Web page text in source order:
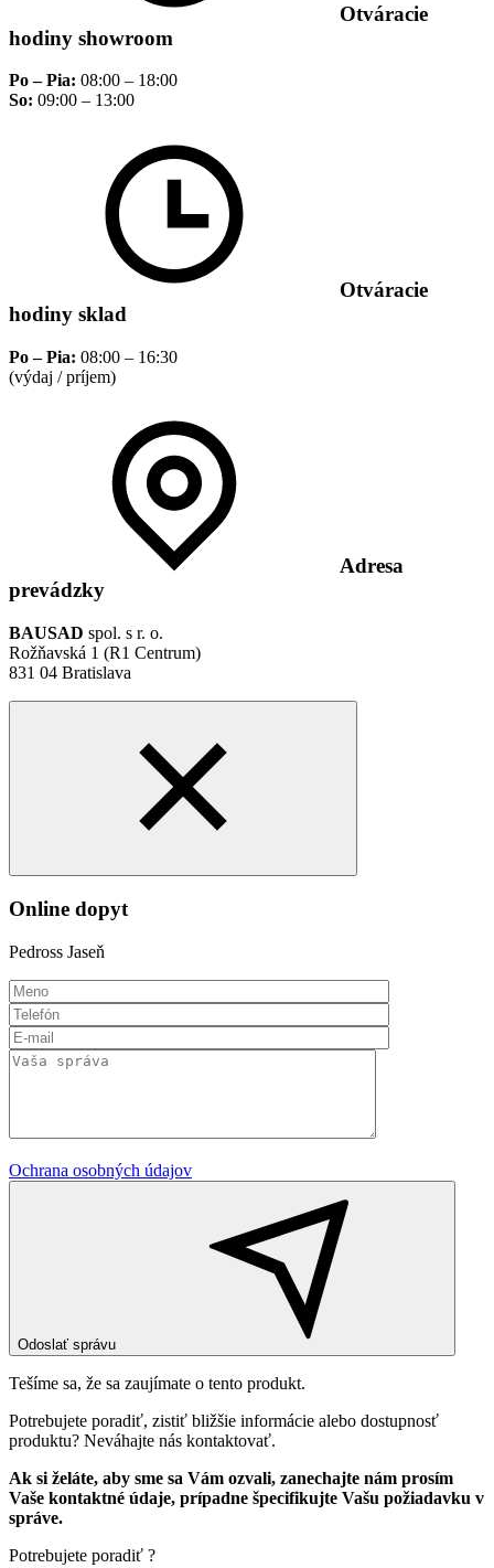
Otváracie
hodiny showroom
Po – Pia: 08:00 – 18:00
So: 09:00 – 13:00
Otváracie
hodiny sklad
Po – Pia: 08:00 – 16:30
(výdaj / príjem)
Adresa
prevádzky
BAUSAD spol. s r. o.
Rožňavská 1 (R1 Centrum)
831 04 Bratislava
Online dopyt
Pedross Jaseň
Ochrana osobných údajov
Odoslať správu
Tešíme sa, že sa zaujímate o tento produkt.
Potrebujete poradiť, zistiť bližšie informácie alebo dostupnosť
produktu? Neváhajte nás kontaktovať.
Ak si želáte, aby sme sa Vám ozvali, zanechajte nám prosím
Vaše kontaktné údaje, prípadne špecifikujte Vašu požiadavku v
správe.
Potrebujete poradiť ?